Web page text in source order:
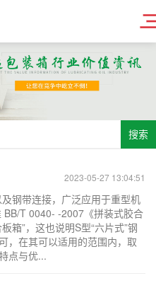
搜索
2023-05-27 13:04:51
钢带连接，广泛应用于重型机
T 0040- -2007《拼装式胶合
箱”，这也说明S型“六片式”钢
，在其可以适用的范围内，取
点与优...